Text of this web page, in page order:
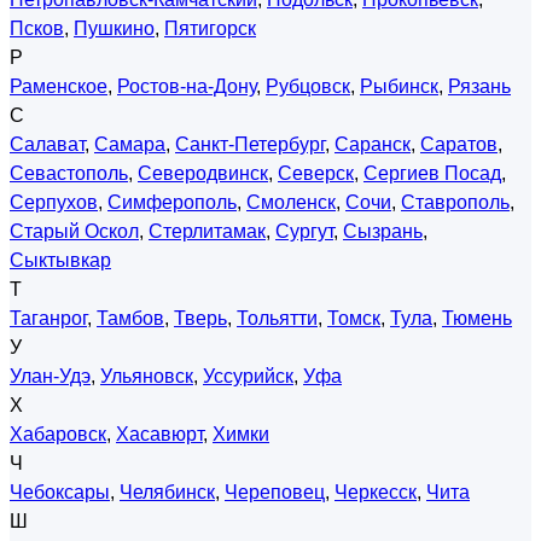
Псков, Пушкино, Пятигорск
Р
Раменское, Ростов-на-Дону, Рубцовск, Рыбинск, Рязань
С
Салават, Самара, Санкт-Петербург, Саранск, Саратов,
Севастополь, Северодвинск, Северск, Сергиев Посад,
Серпухов, Симферополь, Смоленск, Сочи, Ставрополь,
Старый Оскол, Стерлитамак, Сургут, Сызрань,
Сыктывкар
Т
Таганрог, Тамбов, Тверь, Тольятти, Томск, Тула, Тюмень
У
Улан-Удэ, Ульяновск, Уссурийск, Уфа
Х
Хабаровск, Хасавюрт, Химки
Ч
Чебоксары, Челябинск, Череповец, Черкесск, Чита
Ш